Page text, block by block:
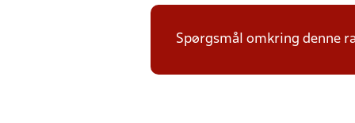
Spørgsmål omkring denne